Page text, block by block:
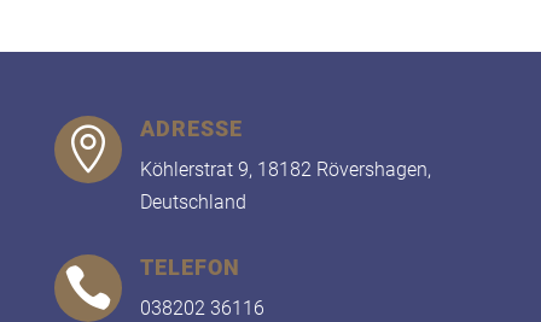
 ADRESSE
Köhlerstrat 9, 18182 Rövershagen,
Deutschland
 TELEFON
038202 36116